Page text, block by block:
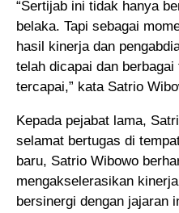
“Sertijab ini tidak hanya
belaka. Tapi sebagai
hasil kinerja dan
telah dicapai dan
tercapai,” kata Satrio
Kepada pejabat lama,
selamat bertugas di
baru, Satrio Wibowo
mengakselerasikan
bersinergi dengan jajaran